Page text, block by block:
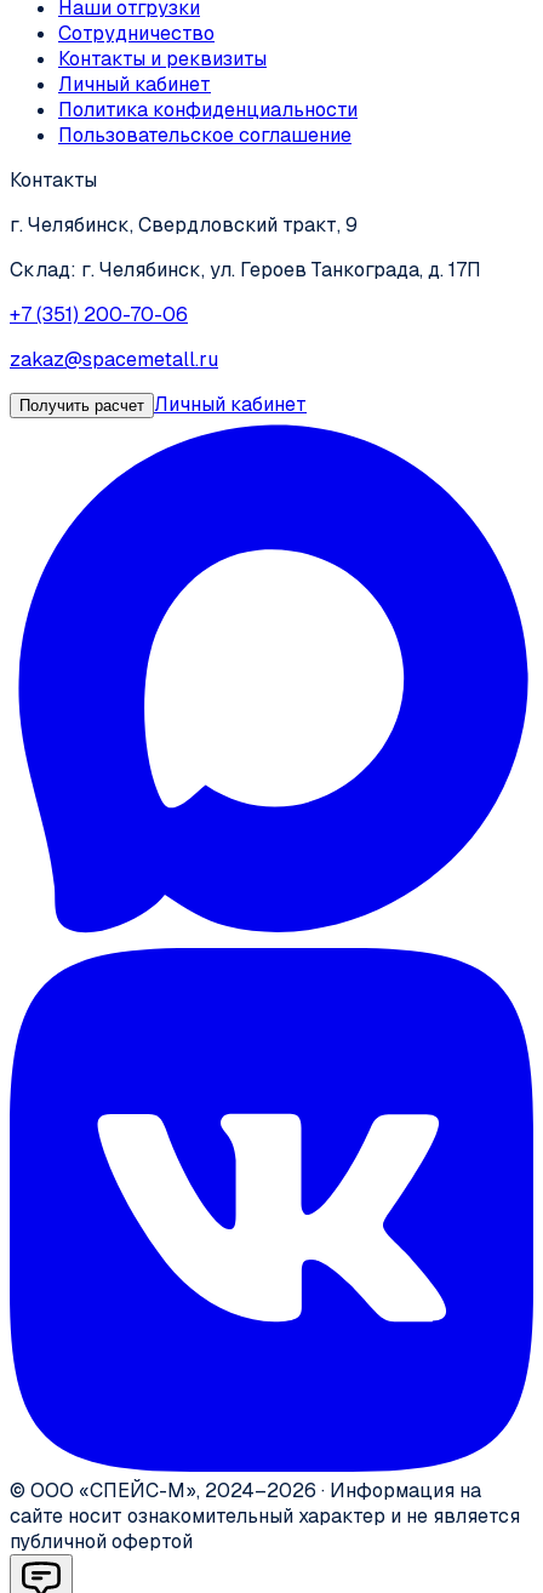
Наши отгрузки
Сотрудничество
Контакты и реквизиты
Личный кабинет
Политика конфиденциальности
Пользовательское соглашение
Контакты
г. Челябинск, Свердловский тракт, 9
Склад: г. Челябинск, ул. Героев Танкограда, д. 17П
+7 (351) 200-70-06
zakaz@spacemetall.ru
Получить расчет Личный кабинет
© ООО «СПЕЙС-М», 2024–2026 · Информация на
сайте носит ознакомительный характер и не является
публичной офертой